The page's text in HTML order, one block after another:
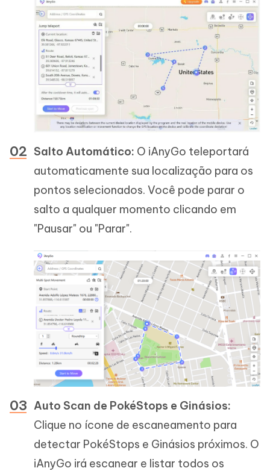
Salto Automático: O iAnyGo teleportará
automaticamente sua localização para os
pontos selecionados. Você pode parar o
salto a qualquer momento clicando em
"Pausar" ou "Parar".
Auto Scan de PokéStops e Ginásios:
Clique no ícone de escaneamento para
detectar PokéStops e Ginásios próximos. O
iAnyGo irá escanear e listar todos os